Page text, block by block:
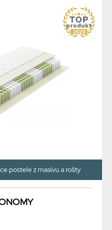
postele z masívu a rošty